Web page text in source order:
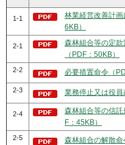
1-1
林業経営改善計
6KB）
2-1
森林組合等の定
（PDF：50KB）
2-2 必要措置命令（
2-3 業務停止又は役員
2-4
森林組合等の信
F：45KB）
2-5 森林組合の解散命